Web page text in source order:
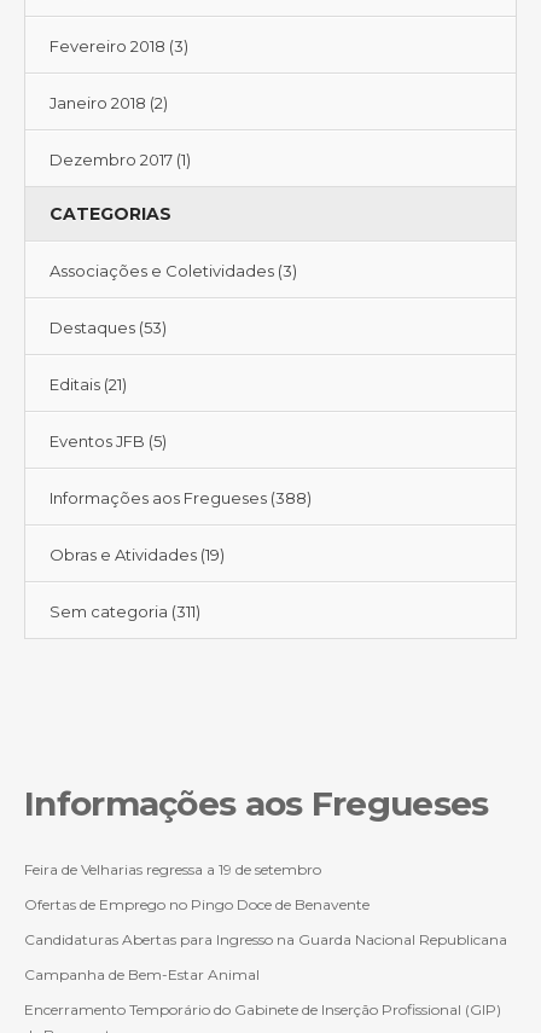
Fevereiro 2018 (3)
Janeiro 2018 (2)
Dezembro 2017 (1)
CATEGORIAS
Associações e Coletividades (3)
Destaques (53)
Editais (21)
Eventos JFB (5)
Informações aos Fregueses (388)
Obras e Atividades (19)
Sem categoria (311)
Informações aos Fregueses
Feira de Velharias regressa a 19 de setembro
Ofertas de Emprego no Pingo Doce de Benavente
Candidaturas Abertas para Ingresso na Guarda Nacional Republicana
Campanha de Bem-Estar Animal
Encerramento Temporário do Gabinete de Inserção Profissional (GIP)